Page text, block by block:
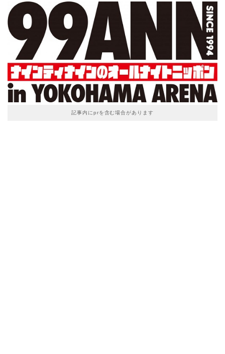
記事内にprを含む場合があります